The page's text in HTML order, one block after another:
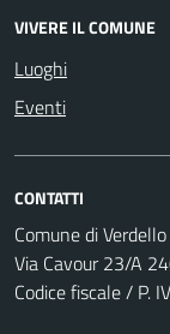
VIVERE IL COMUNE
Luoghi
Eventi
CONTATTI
Comune di Verdello
Via Cavour 23/A
Codice fiscale / P.